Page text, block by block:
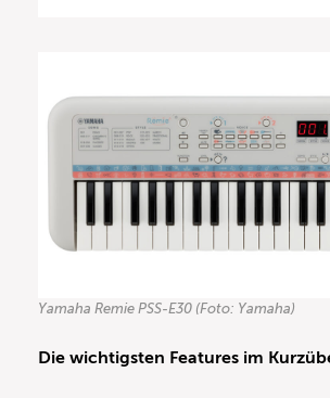
Yamaha Remie PSS-E30 (Foto: Yamaha)
Die wichtigsten Features im